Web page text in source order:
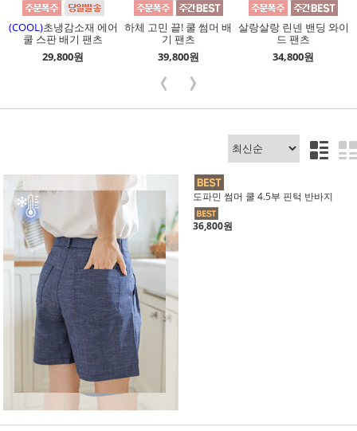
(COOL)초냉감소재 에어
쿨 스판 배기 팬츠
29,800원
하체 고민 끝! 쿨 썸머 배
기 팬츠
39,800원
살랑살랑 린넨 밴딩 와이
드 팬츠
34,800원
도파민 썸머 쿨 4.5부 핀턱 반바지
36,800원